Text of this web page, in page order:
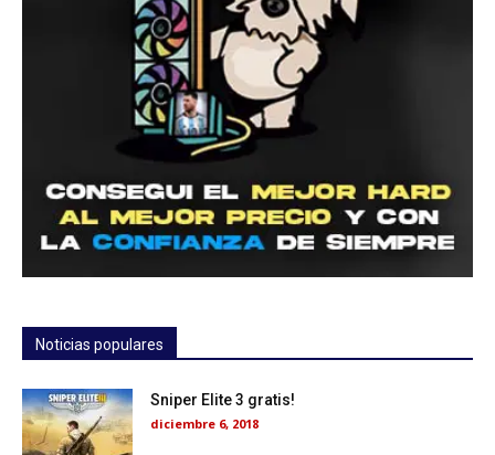
Noticias populares
Sniper Elite 3 gratis!
diciembre 6, 2018